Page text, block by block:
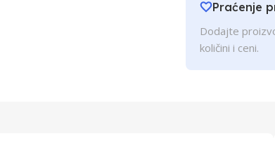
Praćenje
Dodajte
količini i ceni.